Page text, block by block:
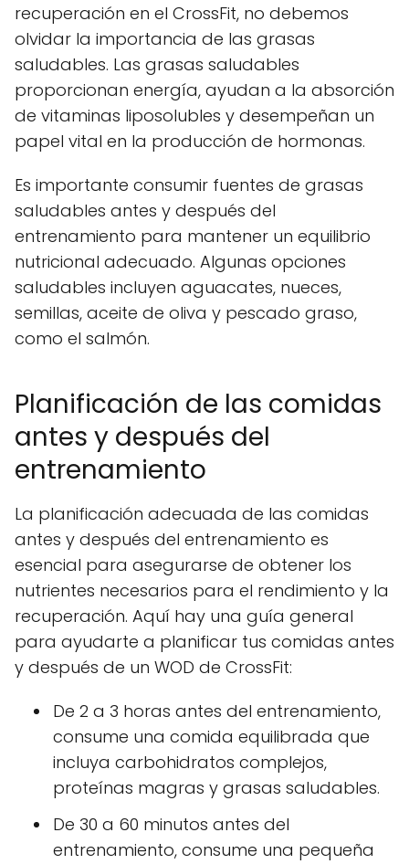
recuperación en el CrossFit, no debemos
olvidar la importancia de las grasas
saludables. Las grasas saludables
proporcionan energía, ayudan a la absorción
de vitaminas liposolubles y desempeñan un
papel vital en la producción de hormonas.
Es importante consumir fuentes de grasas
saludables antes y después del
entrenamiento para mantener un equilibrio
nutricional adecuado. Algunas opciones
saludables incluyen aguacates, nueces,
semillas, aceite de oliva y pescado graso,
como el salmón.
Planificación de las comidas
antes y después del
entrenamiento
La planificación adecuada de las comidas
antes y después del entrenamiento es
esencial para asegurarse de obtener los
nutrientes necesarios para el rendimiento y la
recuperación. Aquí hay una guía general
para ayudarte a planificar tus comidas antes
y después de un WOD de CrossFit:
De 2 a 3 horas antes del entrenamiento,
consume una comida equilibrada que
incluya carbohidratos complejos,
proteínas magras y grasas saludables.
De 30 a 60 minutos antes del
entrenamiento, consume una pequeña